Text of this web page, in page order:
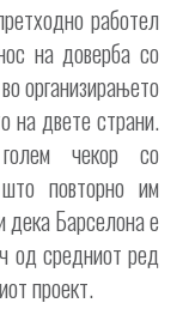
работел
на доверба со
организирањето
на двете страни.
чекор со
повторно им
дека Барселона е
од средниот ред
проект.